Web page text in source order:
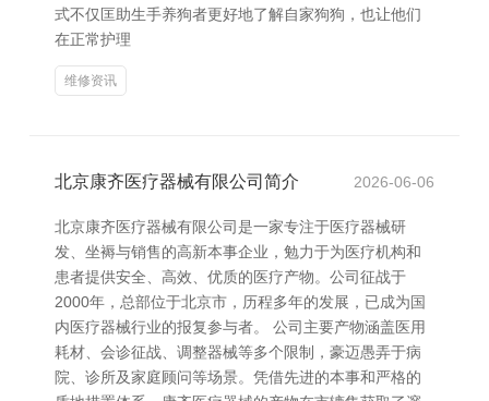
式不仅匡助生手养狗者更好地了解自家狗狗，也让他们
在正常护理
维修资讯
北京康齐医疗器械有限公司简介 2026-06-06
北京康齐医疗器械有限公司是一家专注于医疗器械研
发、坐褥与销售的高新本事企业，勉力于为医疗机构和
患者提供安全、高效、优质的医疗产物。公司征战于
2000年，总部位于北京市，历程多年的发展，已成为国
内医疗器械行业的报复参与者。 公司主要产物涵盖医用
耗材、会诊征战、调整器械等多个限制，豪迈愚弄于病
院、诊所及家庭顾问等场景。凭借先进的本事和严格的